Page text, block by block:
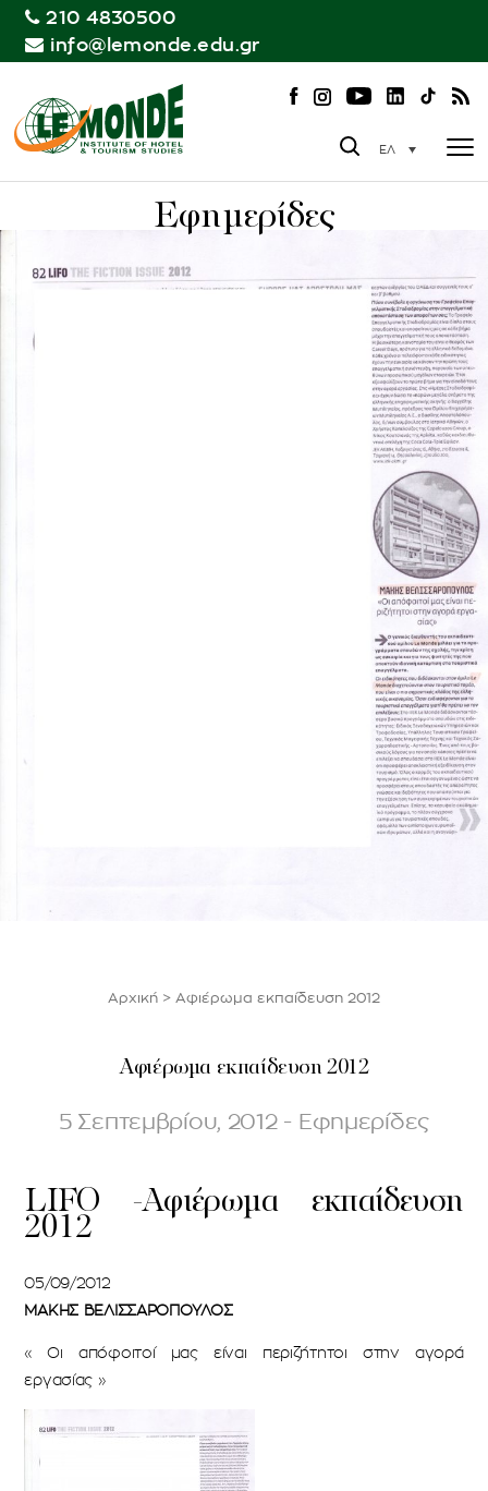
210 4830500
info@lemonde.edu.gr
ΕΛ
Εφημερίδες
Αρχική > Αφιέρωμα εκπαίδευση 2012
Αφιέρωμα εκπαίδευση 2012
5 Σεπτεμβρίου, 2012 - Εφημερίδες
LIFO -Αφιέρωμα εκπαίδευση
2012
05/09/2012
ΜΑΚΗΣ ΒΕΛΙΣΣΑΡΟΠΟΥΛΟΣ
« Οι απόφοιτοί μας είναι περιζήτητοι στην αγορά
εργασίας »